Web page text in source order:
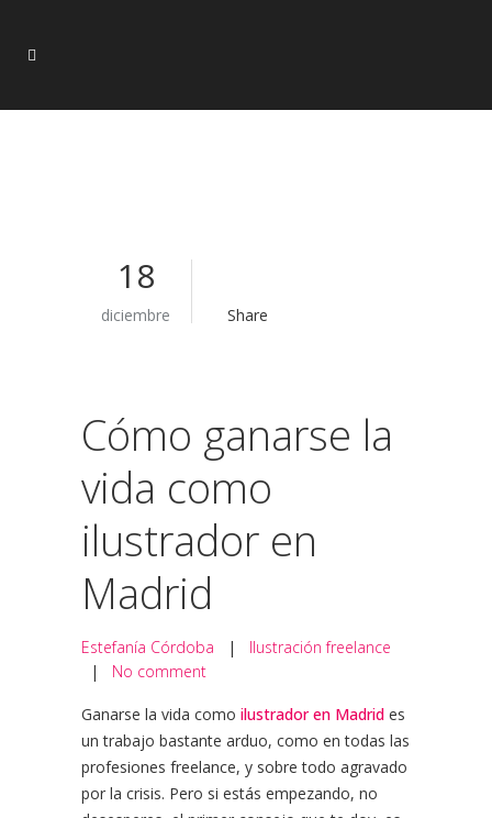
18
diciembre Share
Cómo ganarse la
vida como
ilustrador en
Madrid
Estefanía Córdoba | Ilustración freelance
| No comment
Ganarse la vida como ilustrador en Madrid es
un trabajo bastante arduo, como en todas las
profesiones freelance, y sobre todo agravado
por la crisis. Pero si estás empezando, no